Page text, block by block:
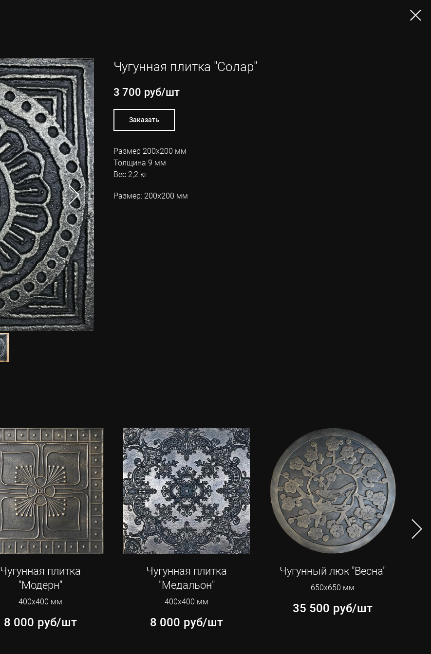
Чугунная плитка "Солар"
3 700 руб/шт
Заказать
Размер 200х200 мм
Толщина 9 мм
Вес 2,2 кг
Размер: 200х200 мм
Чугунная плитка
"Модерн"
400х400 мм
8 000 руб/шт
Чугунная плитка
"Медальон"
400х400 мм
8 000 руб/шт
Чугунный люк "Весна"
650х650 мм
35 500 руб/шт